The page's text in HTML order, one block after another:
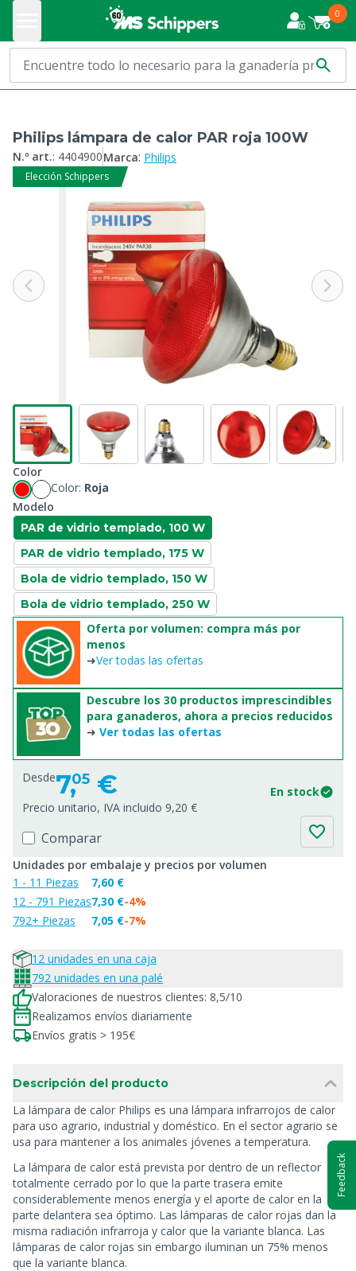
0
Philips lámpara de calor PAR roja 100W
N.º art.: 4404900Marca: Philips
Elección Schippers
Color
Color: Roja
Modelo
PAR de vidrio templado, 100 W
PAR de vidrio templado, 175 W
Bola de vidrio templado, 150 W
Bola de vidrio templado, 250 W
Oferta por volumen: compra más por
menos
➜Ver todas las ofertas
Descubre los 30 productos imprescindibles
para ganaderos, ahora a precios reducidos
➜ Ver todas las ofertas
Desde7,05 €
En stock
Precio unitario, IVA incluido 9,20 €
Comparar
Unidades por embalaje y precios por volumen
1 - 11 Piezas
12 - 791 Piezas
792+ Piezas
7,60 €
7,30 €
7,05 €
-4%
-7%
12 unidades en una caja
792 unidades en una palé
Valoraciones de nuestros clientes: 8,5/10
Realizamos envíos diariamente
Envíos gratis > 195€
Descripción del producto
La lámpara de calor Philips es una lámpara infrarrojos de calor
para uso agrario, industrial y doméstico. En el sector agrario se
usa para mantener a los animales jóvenes a temperatura.
La lámpara de calor está prevista por dentro de un reflector
totalmente cerrado por lo que la parte trasera emite
considerablemente menos energía y el aporte de calor en la
parte delantera sea óptimo. Las lámparas de calor rojas dan la
misma radiación infrarroja y calor que la variante blanca. Las
lámparas de calor rojas sin embargo iluminan un 75% menos
que la variante blanca.
Feedback